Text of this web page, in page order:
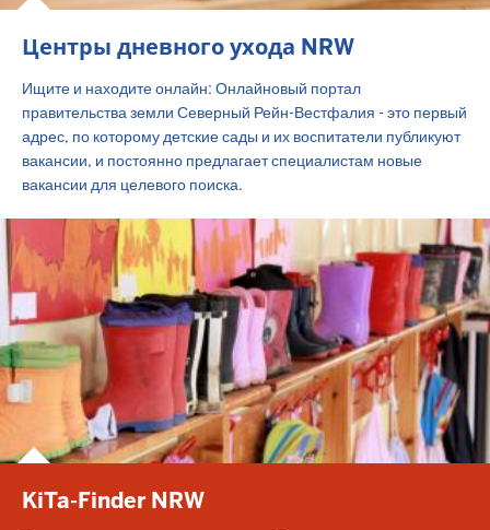
Центры дневного ухода NRW
Ищите и находите онлайн: Онлайновый портал
правительства земли Северный Рейн-Вестфалия - это первый
адрес, по которому детские сады и их воспитатели публикуют
вакансии, и постоянно предлагает специалистам новые
вакансии для целевого поиска.
KiTa-Finder NRW